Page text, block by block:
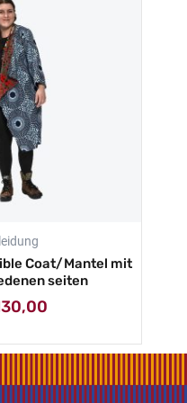
Coat/Mantel mit
seiten